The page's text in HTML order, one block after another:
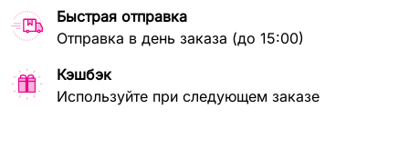
Быстрая отправка
Отправка в день заказа (до 15:00)
Кэшбэк
Используйте при следующем заказе